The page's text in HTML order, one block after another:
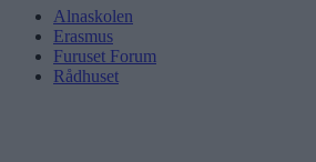
Alnaskolen
Erasmus
Furuset Forum
Rådhuset